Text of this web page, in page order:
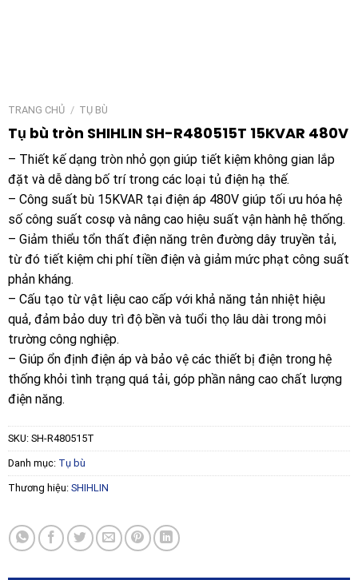
TRANG CHỦ / TỤ BÙ
Tụ bù tròn SHIHLIN SH-R480515T 15KVAR 480V
– Thiết kế dạng tròn nhỏ gọn giúp tiết kiệm không gian lắp
đặt và dễ dàng bố trí trong các loại tủ điện hạ thế.
– Công suất bù 15KVAR tại điện áp 480V giúp tối ưu hóa hệ
số công suất cosφ và nâng cao hiệu suất vận hành hệ thống.
– Giảm thiểu tổn thất điện năng trên đường dây truyền tải,
từ đó tiết kiệm chi phí tiền điện và giảm mức phạt công suất
phản kháng.
– Cấu tạo từ vật liệu cao cấp với khả năng tản nhiệt hiệu
quả, đảm bảo duy trì độ bền và tuổi thọ lâu dài trong môi
trường công nghiệp.
– Giúp ổn định điện áp và bảo vệ các thiết bị điện trong hệ
thống khỏi tình trạng quá tải, góp phần nâng cao chất lượng
điện năng.
SKU: SH-R480515T
Danh mục: Tụ bù
Thương hiệu: SHIHLIN